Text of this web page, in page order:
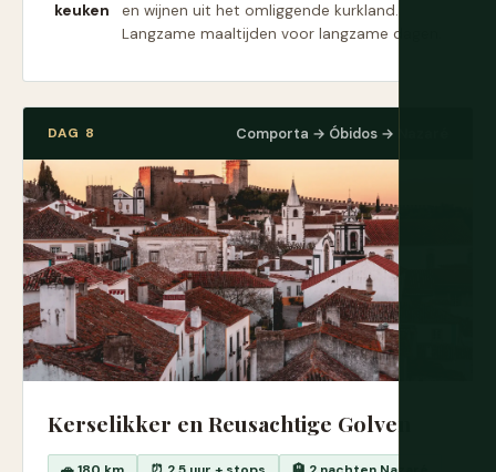
keuken
en wijnen uit het omliggende kurkland.
Langzame maaltijden voor langzame dagen.
DAG 8 Comporta → Óbidos → Nazaré
Kerselikker en Reusachtige Golven